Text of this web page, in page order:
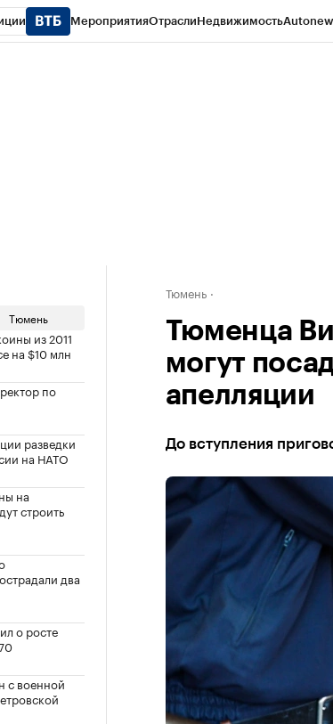
МероприятияОтраслиНедвижимость
Тюмень
из 2011
на $10 млн
по
разведки
на НАТО
на
строить
два
о росте
с военной
Тюмень
Тюменца
могут
апелляции
До вступления